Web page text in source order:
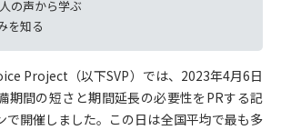
の声から学ぶ
を知る
Project（以下SVP）では、2023年4月6日
期間の短さと期間延長の必要性をPRする記
で開催しました。この日は全国平均で最も多